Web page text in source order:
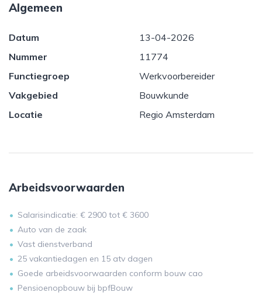
Algemeen
Datum
13-04-2026
Nummer
11774
Functiegroep
Werkvoorbereider
Vakgebied
Bouwkunde
Locatie
Regio Amsterdam
Arbeidsvoorwaarden
Salarisindicatie: € 2900 tot € 3600
Auto van de zaak
Vast dienstverband
25 vakantiedagen en 15 atv dagen
Goede arbeidsvoorwaarden conform bouw cao
Pensioenopbouw bij bpfBouw